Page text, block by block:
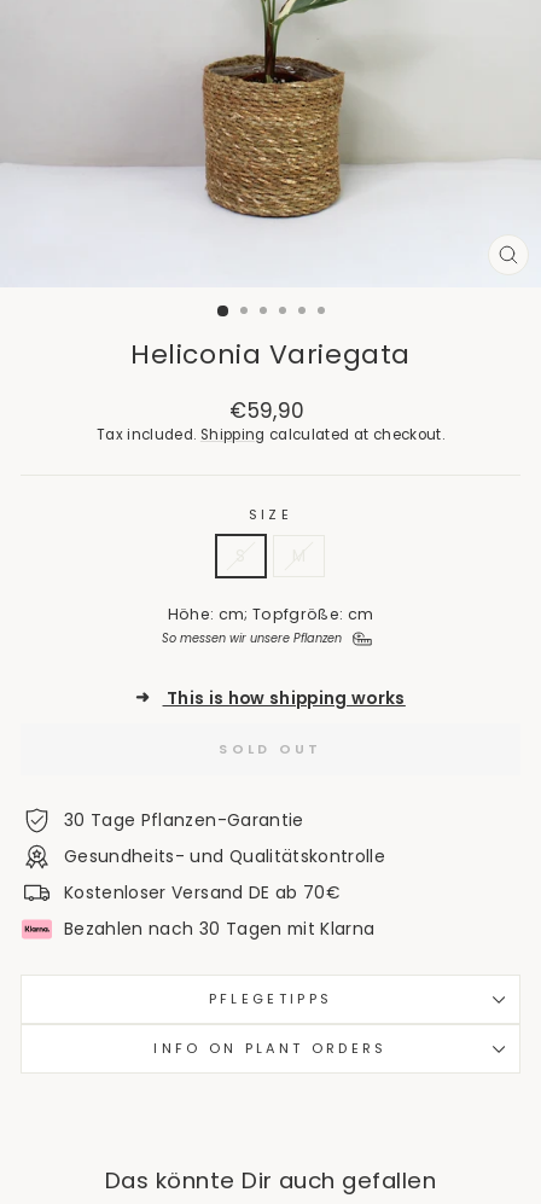
Heliconia Variegata
Regular
price
€59,90
Tax included. Shipping calculated at checkout.
SIZE
Höhe: cm; Topfgröße: cm
So messen wir unsere Pflanzen
➜ This is how shipping works
SOLD OUT
30 Tage Pflanzen-Garantie
Gesundheits- und Qualitätskontrolle
Kostenloser Versand DE ab 70€
Bezahlen nach 30 Tagen mit Klarna
PFLEGETIPPS
INFO ON PLANT ORDERS
Das könnte Dir auch gefallen